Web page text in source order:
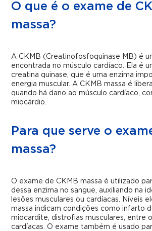
O que é o exame de
massa?
A CKMB (Creatinofosfoquinase MB) é
encontrada no músculo cardíaco. Ela é
creatina quinase, que é uma enzima
energia muscular. A CKMB massa é
quando há dano ao músculo cardíaco,
miocárdio.
Para que serve o
massa?
O exame de CKMB massa é utilizado
dessa enzima no sangue, auxiliando na
lesões musculares ou cardíacas. Níveis
massa indicam condições como infarto
miocardite, distrofias musculares, entre
cardíacas. O exame também é usado